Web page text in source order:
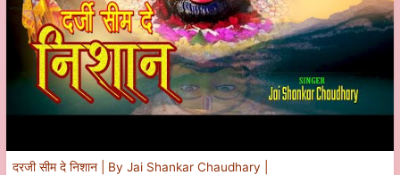
दरजी सीम दे निशान | By Jai Shankar Chaudhary |